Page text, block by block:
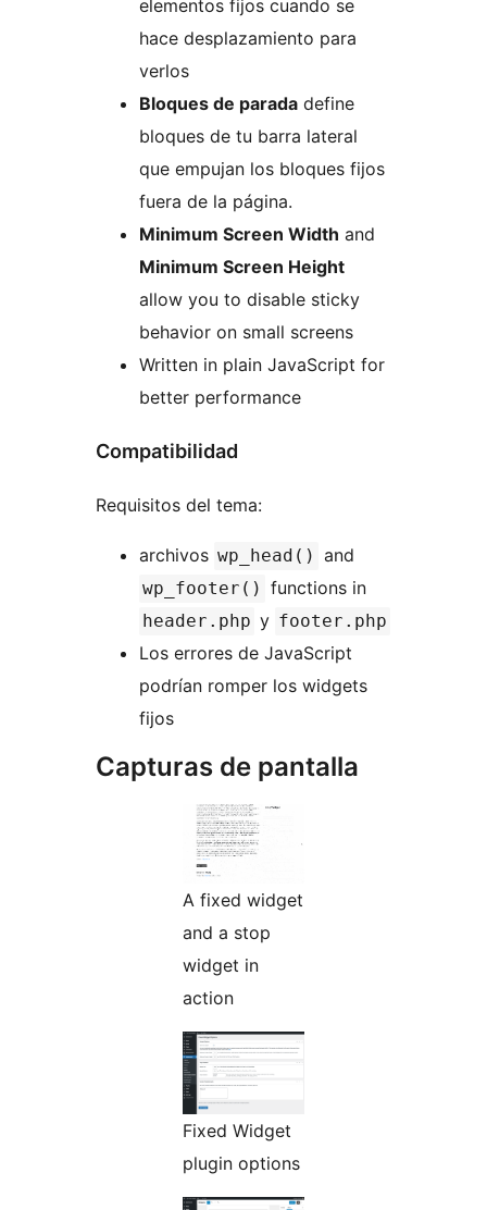
elementos fijos cuando se
hace desplazamiento para
verlos
Bloques de parada define
bloques de tu barra lateral
que empujan los bloques fijos
fuera de la página.
Minimum Screen Width and
Minimum Screen Height
allow you to disable sticky
behavior on small screens
Written in plain JavaScript for
better performance
Compatibilidad
Requisitos del tema:
archivos wp_head() and
wp_footer() functions in
header.php y footer.php
Los errores de JavaScript
podrían romper los widgets
fijos
Capturas de pantalla
A fixed widget
and a stop
widget in
action
Fixed Widget
plugin options